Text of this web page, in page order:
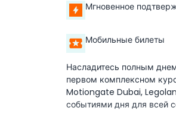
Мгновенное
Мобильные билеты
Насладитесь полным
первом комплексном
Motiongate Dubai,
событиями дня для всей